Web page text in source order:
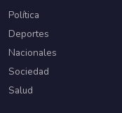
Política
Deportes
Nacionales
Sociedad
Salud